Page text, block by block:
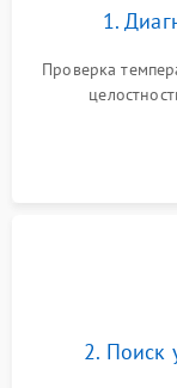
работе
1.
Проверка
считывание
2. Поиск